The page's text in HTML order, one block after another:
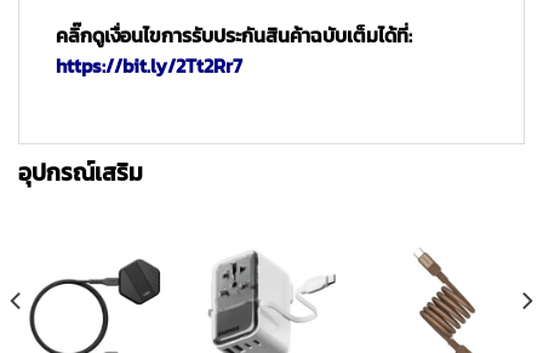
คลิ๊กดูเงื่อนไขการรับประกันสินค้าฉบับเต็มได้ที่:
https://bit.ly/2Tt2Rr7
อุปกรณ์เสริม